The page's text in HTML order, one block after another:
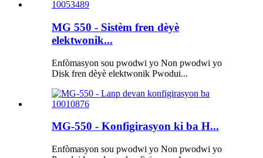
MG 550 - Sistèm fren dèyè
elektwonik...
Enfòmasyon sou pwodwi yo Non pwodwi yo
Disk fren dèyè elektwonik Pwodui...
MG-550 - Konfigirasyon ki ba H...
Enfòmasyon sou pwodwi yo Non pwodwi yo